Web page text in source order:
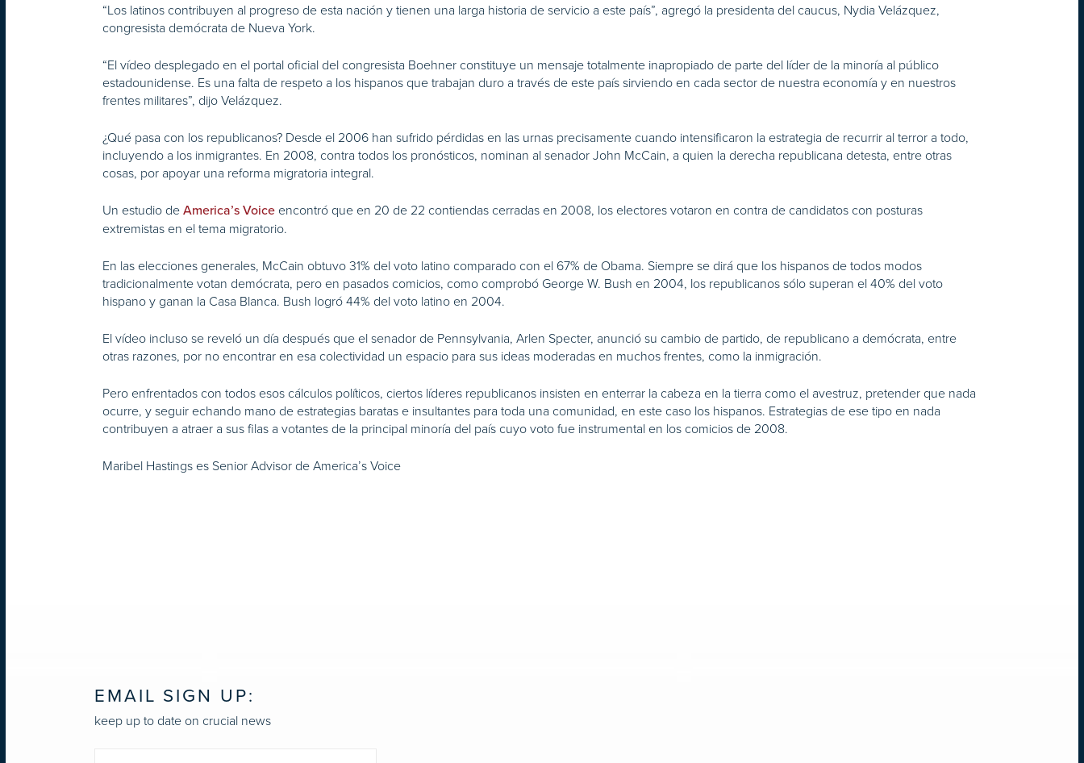
“Los latinos contribuyen al progreso de esta nación y tienen una larga historia de servicio a este país”, agregó la presidenta del caucus, Nydia Velázquez,
congresista demócrata de Nueva York.
“El vídeo desplegado en el portal oficial del congresista Boehner constituye un mensaje totalmente inapropiado de parte del líder de la minoría al público
estadounidense. Es una falta de respeto a los hispanos que trabajan duro a través de este país sirviendo en cada sector de nuestra economía y en nuestros
frentes militares”, dijo Velázquez.
¿Qué pasa con los republicanos? Desde el 2006 han sufrido pérdidas en las urnas precisamente cuando intensificaron la estrategia de recurrir al terror a todo,
incluyendo a los inmigrantes. En 2008, contra todos los pronósticos, nominan al senador John McCain, a quien la derecha republicana detesta, entre otras
cosas, por apoyar una reforma migratoria integral.
Un estudio de America’s Voice encontró que en 20 de 22 contiendas cerradas en 2008, los electores votaron en contra de candidatos con posturas
extremistas en el tema migratorio.
En las elecciones generales, McCain obtuvo 31% del voto latino comparado con el 67% de Obama. Siempre se dirá que los hispanos de todos modos
tradicionalmente votan demócrata, pero en pasados comicios, como comprobó George W. Bush en 2004, los republicanos sólo superan el 40% del voto
hispano y ganan la Casa Blanca. Bush logró 44% del voto latino en 2004.
El vídeo incluso se reveló un día después que el senador de Pennsylvania, Arlen Specter, anunció su cambio de partido, de republicano a demócrata, entre
otras razones, por no encontrar en esa colectividad un espacio para sus ideas moderadas en muchos frentes, como la inmigración.
Pero enfrentados con todos esos cálculos políticos, ciertos líderes republicanos insisten en enterrar la cabeza en la tierra como el avestruz, pretender que nada
ocurre, y seguir echando mano de estrategias baratas e insultantes para toda una comunidad, en este caso los hispanos. Estrategias de ese tipo en nada
contribuyen a atraer a sus filas a votantes de la principal minoría del país cuyo voto fue instrumental en los comicios de 2008.
Maribel Hastings es Senior Advisor de America’s Voice
EMAIL SIGN UP:
keep up to date on crucial news